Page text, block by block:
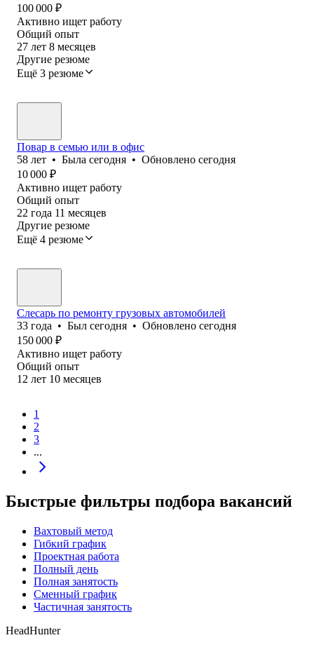
100 000 ₽
Активно ищет работу
Общий опыт
27 лет 8 месяцев
Другие резюме
Ещё 3 резюме
Повар в семью или в офис
58 лет • Была сегодня • Обновлено сегодня
10 000 ₽
Активно ищет работу
Общий опыт
22 года 11 месяцев
Другие резюме
Ещё 4 резюме
Слесарь по ремонту грузовых автомобилей
33 года • Был сегодня • Обновлено сегодня
150 000 ₽
Активно ищет работу
Общий опыт
12 лет 10 месяцев
1
2
3
...
Быстрые фильтры подбора вакансий
Вахтовый метод
Гибкий график
Проектная работа
Полный день
Полная занятость
Сменный график
Частичная занятость
HeadHunter